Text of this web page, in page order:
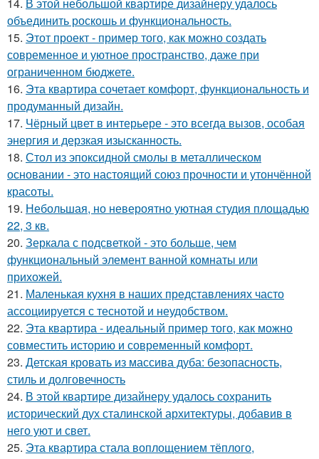
объединить роскошь и функциональность.
15. Этот проект - пример того, как можно создать
современное и уютное пространство, даже при
ограниченном бюджете.
16. Эта квартира сочетает комфорт, функциональность и
продуманный дизайн.
17. Чёрный цвет в интерьере - это всегда вызов, особая
энергия и дерзкая изысканность.
18. Стол из эпоксидной смолы в металлическом
основании - это настоящий союз прочности и утончённой
красоты.
19. Небольшая, но невероятно уютная студия площадью
22, 3 кв.
20. Зеркала с подсветкой - это больше, чем
функциональный элемент ванной комнаты или
прихожей.
21. Маленькая кухня в наших представлениях часто
ассоциируется с теснотой и неудобством.
22. Эта квартира - идеальный пример того, как можно
совместить историю и современный комфорт.
23. Детская кровать из массива дуба: безопасность,
стиль и долговечность
24. В этой квартире дизайнеру удалось сохранить
исторический дух сталинской архитектуры, добавив в
него уют и свет.
25. Эта квартира стала воплощением тёплого,